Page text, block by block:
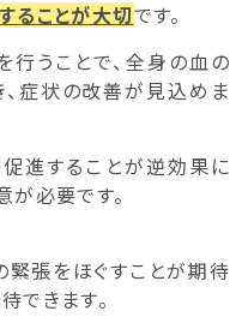
ることが大切です。
行うことで、全身の血の
症状の改善が見込めま
促進することが逆効果に
が必要です。
緊張をほぐすことが期待
できます。